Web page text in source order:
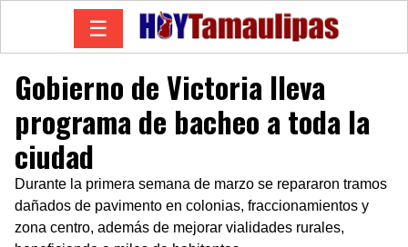
☰
Gobierno de Victoria lleva
programa de bacheo a toda la
ciudad
Durante la primera semana de marzo se repararon tramos
dañados de pavimento en colonias, fraccionamientos y
zona centro, además de mejorar vialidades rurales,